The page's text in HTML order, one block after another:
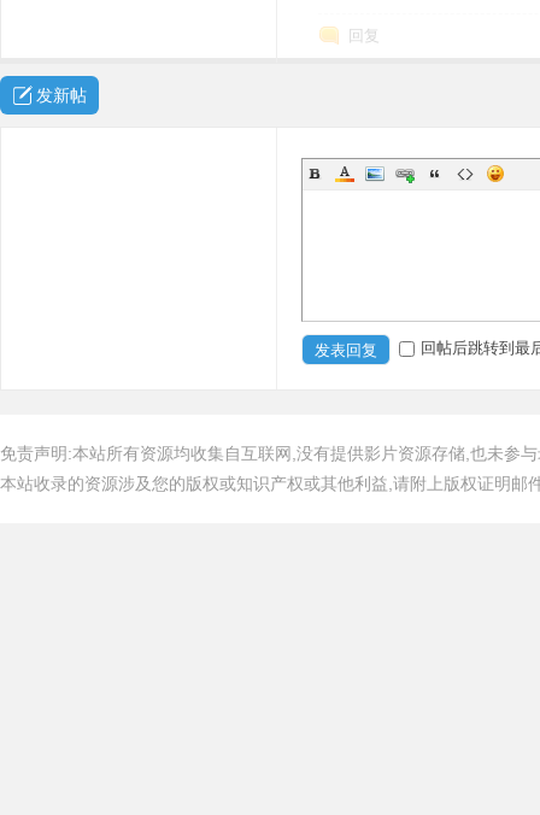
回复
发新帖
发表回复 回帖后跳转到最
免责声明:本站所有资源均收集自互联网,没有提供影片资源存储,也未参
本站收录的资源涉及您的版权或知识产权或其他利益,请附上版权证明